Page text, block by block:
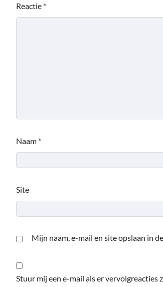
Reactie *
Naam *
Site
Mijn naam, e-mail en site opslaan in
Stuur mij een e-mail als er vervolgreacties